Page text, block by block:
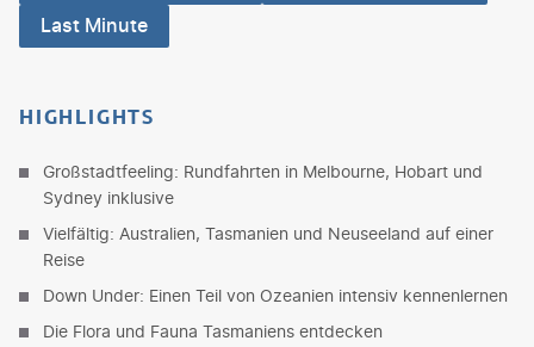
Last Minute
HIGHLIGHTS
Großstadtfeeling: Rundfahrten in Melbourne, Hobart und
Sydney inklusive
Vielfältig: Australien, Tasmanien und Neuseeland auf einer
Reise
Down Under: Einen Teil von Ozeanien intensiv kennenlernen
Die Flora und Fauna Tasmaniens entdecken